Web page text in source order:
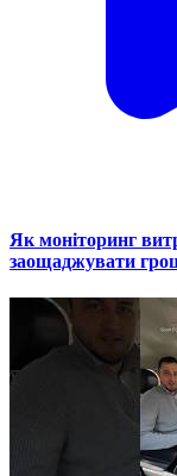
Як моніторинг
заощаджувати